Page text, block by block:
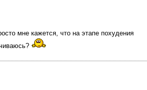
мне кажется, что на этапе похудения